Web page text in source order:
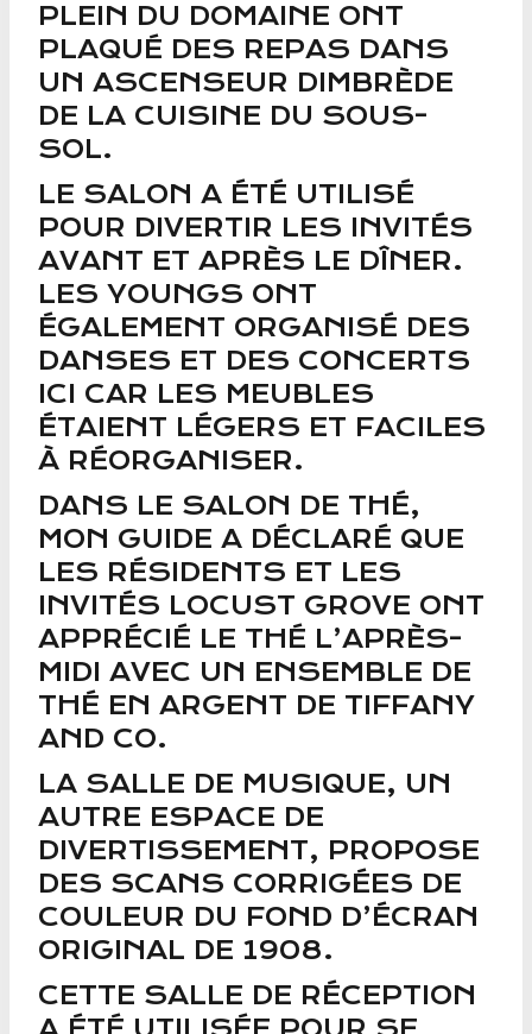
PLEIN DU DOMAINE ONT
PLAQUÉ DES REPAS DANS
UN ASCENSEUR DIMBRÈDE
DE LA CUISINE DU SOUS-
SOL.
LE SALON A ÉTÉ UTILISÉ
POUR DIVERTIR LES INVITÉS
AVANT ET APRÈS LE DÎNER.
LES YOUNGS ONT
ÉGALEMENT ORGANISÉ DES
DANSES ET DES CONCERTS
ICI CAR LES MEUBLES
ÉTAIENT LÉGERS ET FACILES
À RÉORGANISER.
DANS LE SALON DE THÉ,
MON GUIDE A DÉCLARÉ QUE
LES RÉSIDENTS ET LES
INVITÉS LOCUST GROVE ONT
APPRÉCIÉ LE THÉ L’APRÈS-
MIDI AVEC UN ENSEMBLE DE
THÉ EN ARGENT DE TIFFANY
AND CO.
LA SALLE DE MUSIQUE, UN
AUTRE ESPACE DE
DIVERTISSEMENT, PROPOSE
DES SCANS CORRIGÉES DE
COULEUR DU FOND D’ÉCRAN
ORIGINAL DE 1908.
CETTE SALLE DE RÉCEPTION